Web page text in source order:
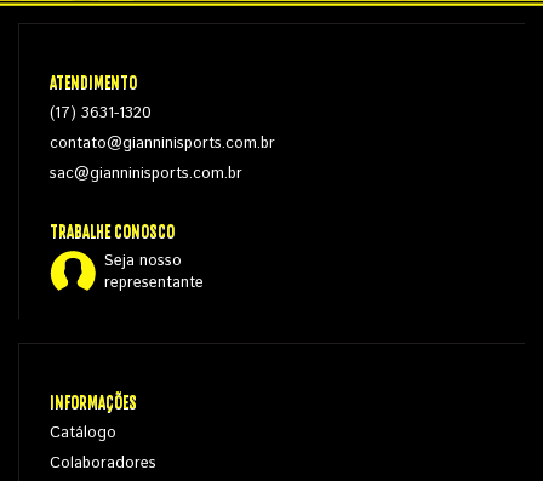
ATENDIMENTO
(17) 3631-1320
contato@gianninisports.com.br
sac@gianninisports.com.br
TRABALHE CONOSCO
Seja nosso
representante
INFORMAÇÕES
Catálogo
Colaboradores